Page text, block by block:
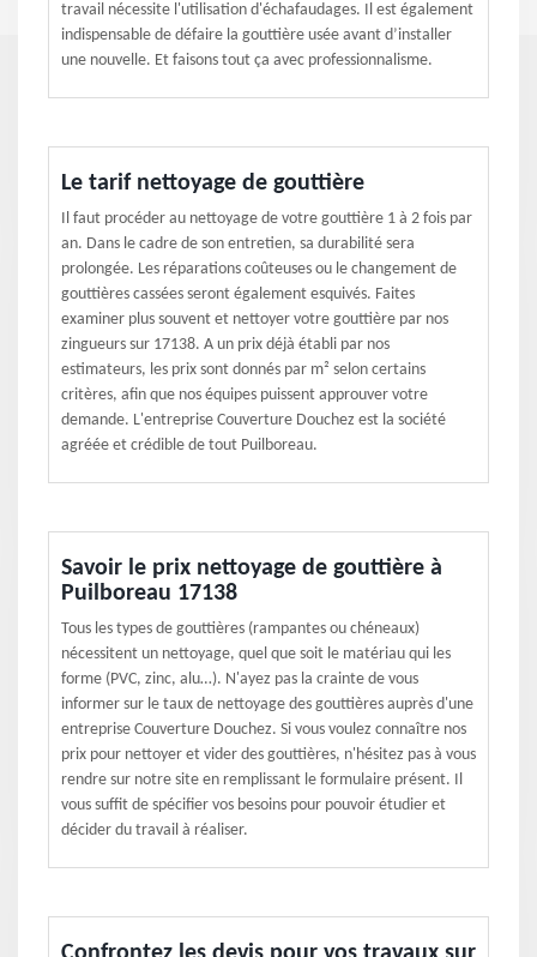
travail nécessite l'utilisation d'échafaudages. Il est également
indispensable de défaire la gouttière usée avant d’installer
une nouvelle. Et faisons tout ça avec professionnalisme.
Le tarif nettoyage de gouttière
Il faut procéder au nettoyage de votre gouttière 1 à 2 fois par
an. Dans le cadre de son entretien, sa durabilité sera
prolongée. Les réparations coûteuses ou le changement de
gouttières cassées seront également esquivés. Faites
examiner plus souvent et nettoyer votre gouttière par nos
zingueurs sur 17138. A un prix déjà établi par nos
estimateurs, les prix sont donnés par m² selon certains
critères, afin que nos équipes puissent approuver votre
demande. L'entreprise Couverture Douchez est la société
agréée et crédible de tout Puilboreau.
Savoir le prix nettoyage de gouttière à
Puilboreau 17138
Tous les types de gouttières (rampantes ou chéneaux)
nécessitent un nettoyage, quel que soit le matériau qui les
forme (PVC, zinc, alu…). N'ayez pas la crainte de vous
informer sur le taux de nettoyage des gouttières auprès d'une
entreprise Couverture Douchez. Si vous voulez connaître nos
prix pour nettoyer et vider des gouttières, n'hésitez pas à vous
rendre sur notre site en remplissant le formulaire présent. Il
vous suffit de spécifier vos besoins pour pouvoir étudier et
décider du travail à réaliser.